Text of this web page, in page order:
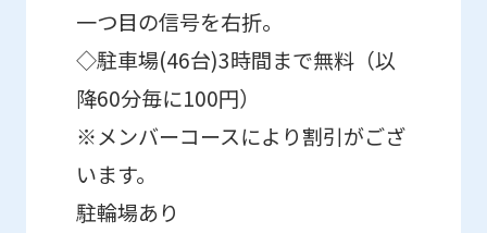
一つ目の信号を右折。
◇駐車場(46台)3時間まで無料（以
降60分毎に100円）
※メンバーコースにより割引がござ
います。
駐輪場あり
using
the
service.